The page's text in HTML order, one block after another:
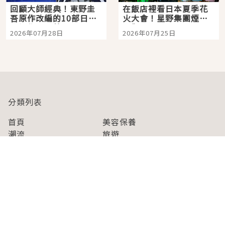
回顧大師經典！東野圭
吾原作改編的10部日本
影視作品推薦
2026年07月28日
在飯店裡看日本夏季花
火大會！星野集團煙火
景觀飯店6選，讓你不用
人擠人悠閒欣賞
2026年07月25日
分類列表
首頁
美容保養
潮流
旅遊